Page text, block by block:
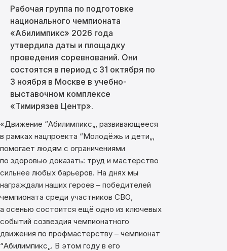
Рабочая группа по подготовке
национального чемпионата
«Абилимпикс» 2026 года
утвердила даты и площадку
проведения соревнований. Они
состоятся в период с 31 октября по
3 ноября в Москве в учебно-
выставочном комплексе
«Тимирязев Центр».
«Движение “Абилимпикс„, развивающееся
в рамках нацпроекта “Молодёжь и дети„,
помогает людям с ограничениями
по здоровью доказать: труд и мастерство
сильнее любых барьеров. На днях мы
награждали наших героев – победителей
чемпионата среди участников СВО,
а осенью состоится ещё одно из ключевых
событий созвездия чемпионатного
движения по профмастерству – чемпионат
“Абилимпикс„. В этом году в его